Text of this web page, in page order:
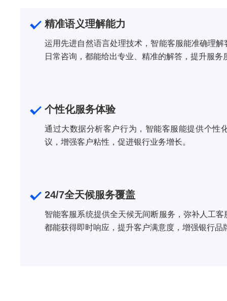
精准语义理解能力
运用先进自然语言处理技术，智能客服能准确理
日常咨询，都能给出专业、精准的解答，提升服务
个性化服务体验
通过大数据分析客户行为，智能客服能提供个性
议，增强客户粘性，促进银行业务增长。
24/7全天候服务覆盖
智能客服系统提供全天候无间断服务，弥补人工
都能获得即时响应，提升客户满意度，增强银行品